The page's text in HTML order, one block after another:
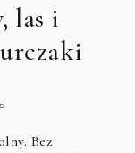
las i
Bez